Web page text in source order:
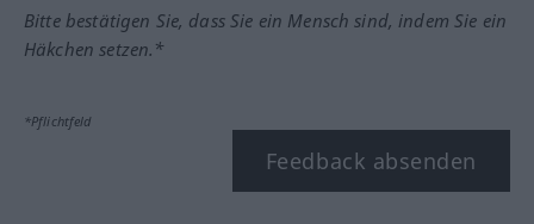
Bitte bestätigen Sie, dass Sie ein Mensch sind, indem Sie ein
Häkchen setzen.*
*Pflichtfeld
Feedback absenden